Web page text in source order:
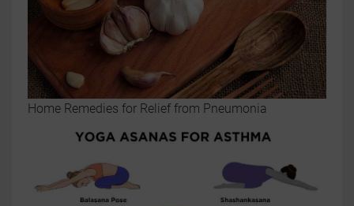
Home Remedies for Relief from Pneumonia